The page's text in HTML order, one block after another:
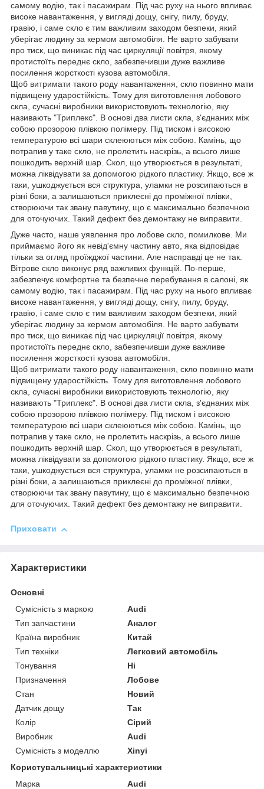
самому водію, так і пасажирам. Під час руху на нього впливає
високе навантаження, у вигляді дощу, снігу, пилу, бруду,
гравію, і саме скло є тим важливим заходом безпеки, який
уберігає людину за кермом автомобіля. Не варто забувати
про тиск, що виникає під час циркуляції повітря, якому
протистоїть переднє скло, забезпечивши дуже важливе
посилення жорсткості кузова автомобіля.
Щоб витримати такого роду навантаження, скло повинно мати
підвищену ударостійкість. Тому для виготовлення лобового
скла, сучасні виробники використовують технологію, яку
називають "Триплекс". В основі два листи скла, з'єднаних між
собою прозорою плівкою полімеру. Під тиском і високою
температурою всі шари склеюються між собою. Камінь, що
потрапив у таке скло, не пролетить наскрізь, а всього лише
пошкодить верхній шар. Скол, що утворюється в результаті,
можна ліквідувати за допомогою рідкого пластику. Якщо, все ж
таки, ушкоджується вся структура, уламки не розсипаються в
різні боки, а залишаються приклеєні до проміжної плівки,
створюючи так звану павутину, що є максимально безпечною
для оточуючих. Такий дефект без демонтажу не виправити.
Дуже часто, наше уявлення про лобове скло, помилкове. Ми
приймаємо його як невід'ємну частину авто, яка відповідає
тільки за огляд проїжджої частини. Але насправді це не так.
Вітрове скло виконує ряд важливих функцій. По-перше,
забезпечує комфортне та безпечне перебування в салоні, як
самому водію, так і пасажирам. Під час руху на нього впливає
високе навантаження, у вигляді дощу, снігу, пилу, бруду,
гравію, і саме скло є тим важливим заходом безпеки, який
уберігає людину за кермом автомобіля. Не варто забувати
про тиск, що виникає під час циркуляції повітря, якому
протистоїть переднє скло, забезпечивши дуже важливе
посилення жорсткості кузова автомобіля.
Щоб витримати такого роду навантаження, скло повинно мати
підвищену ударостійкість. Тому для виготовлення лобового
скла, сучасні виробники використовують технологію, яку
називають "Триплекс". В основі два листи скла, з'єднаних між
собою прозорою плівкою полімеру. Під тиском і високою
температурою всі шари склеюються між собою. Камінь, що
потрапив у таке скло, не пролетить наскрізь, а всього лише
пошкодить верхній шар. Скол, що утворюється в результаті,
можна ліквідувати за допомогою рідкого пластику. Якщо, все ж
таки, ушкоджується вся структура, уламки не розсипаються в
різні боки, а залишаються приклеєні до проміжної плівки,
створюючи так звану павутину, що є максимально безпечною
для оточуючих. Такий дефект без демонтажу не виправити.
Приховати
Характеристики
Основні
Сумісність з маркою
Audi
Тип запчастини
Аналог
Країна виробник
Китай
Тип техніки
Легковий автомобіль
Тонування
Ні
Призначення
Лобове
Стан
Новий
Датчик дощу
Так
Колір
Сірий
Виробник
Audi
Сумісність з моделлю
Xinyi
Користувальницькі характеристики
Марка
Audi